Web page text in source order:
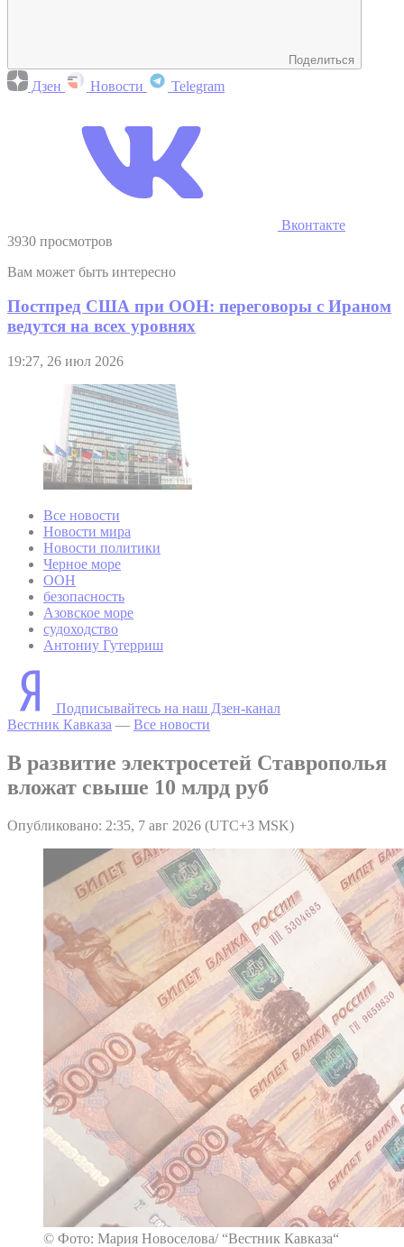
Поделиться
Дзен Новости Telegram
Вконтакте
3930 просмотров
Вам может быть интересно
Постпред США при ООН: переговоры с Ираном
ведутся на всех уровнях
19:27, 26 июл 2026
Все новости
Новости мира
Новости политики
Черное море
ООН
безопасность
Азовское море
судоходство
Антониу Гутерриш
Подписывайтесь на наш Дзен-канал
Вестник Кавказа — Все новости
В развитие электросетей Ставрополья
вложат свыше 10 млрд руб
Опубликовано: 2:35, 7 авг 2026 (UTC+3 MSK)
© Фото: Мария Новоселова/ “Вестник Кавказа“